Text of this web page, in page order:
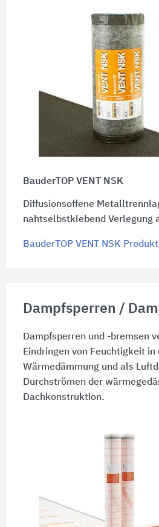
BauderTOP VENT NSK
Diffusionsoffene
nahtselbstklebend Verlegung
BauderTOP VENT NSK
Dampfsperren /
Dampfsperren und -bremsen
Eindringen von Feuchtigkeit in
Wärmedämmung und als
Durchströmen der
Dachkonstruktion.